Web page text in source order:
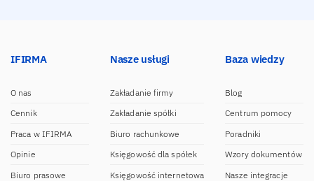
IFIRMA
O nas
Cennik
Praca w IFIRMA
Opinie
Biuro prasowe
Nasze usługi
Zakładanie firmy
Zakładanie spółki
Biuro rachunkowe
Księgowość dla spółek
Księgowość internetowa
Baza wiedzy
Blog
Centrum pomocy
Poradniki
Wzory dokumentów
Nasze integracje